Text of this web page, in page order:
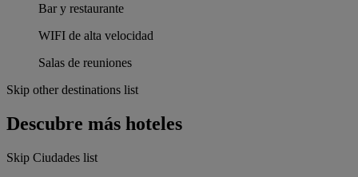
Bar y restaurante
WIFI de alta velocidad
Salas de reuniones
Skip other destinations list
Descubre más hoteles
Skip Ciudades list